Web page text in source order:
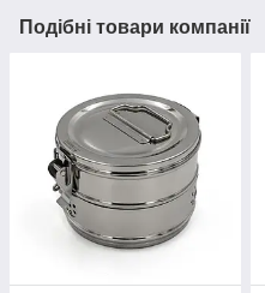
Подібні товари компанії